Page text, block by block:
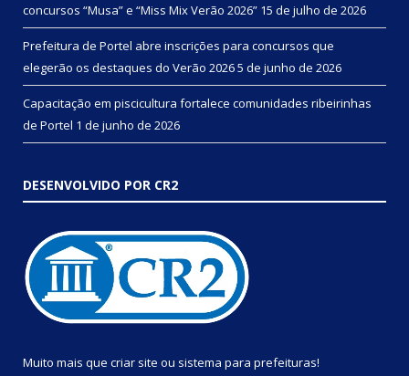
concursos “Musa” e “Miss Mix Verão 2026” 15 de julho de 2026
Prefeitura de Portel abre inscrições para concursos que
elegerão os destaques do Verão 20265 de junho de 2026
Capacitação em piscicultura fortalece comunidades ribeirinhas
de Portel 1 de junho de 2026
DESENVOLVIDO POR CR2
Muito mais que criar site ou sistema para prefeituras!